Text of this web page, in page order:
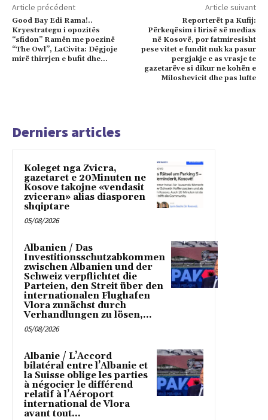
Article précédent
Good Bay Edi Rama!..
Kryestrategu i opozitës
“sfidon” Ramën me poezinë
“The Owl”, LaCivita: Dëgjoje
mirë thirrjen e bufit dhe…
Article suivant
Reporterët pa Kufij:
Përkeqësim i lirisë së medias
në Kosovë, por fatmiresisht
pese vitet e fundit nuk ka pasur
pergjakje e as vrasje te
gazetarëve si dikur ne kohën e
Miloshevicit dhe pas lufte
Derniers articles
Koleget nga Zvicra,
gazetaret e 20Minuten ne
Kosove takojne «vendasit
zviceran» alias diasporen
shqiptare
05/08/2026
Albanien / Das
Investitionsschutzabkommen
zwischen Albanien und der
Schweiz verpflichtet die
Parteien, den Streit über den
internationalen Flughafen
Vlora zunächst durch
Verhandlungen zu lösen,...
05/08/2026
Albanie / L’Accord
bilatéral entre l’Albanie et
la Suisse oblige les parties
à négocier le différend
relatif à l’Aéroport
international de Vlora
avant tout...